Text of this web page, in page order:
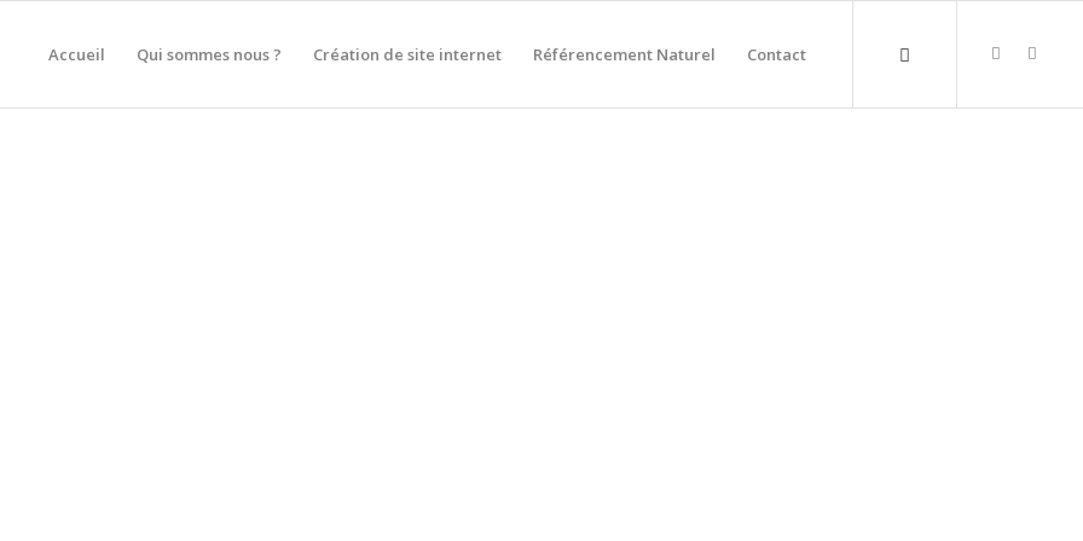
Accueil Qui sommes nous ? Création de site internet Référencement Naturel Contact